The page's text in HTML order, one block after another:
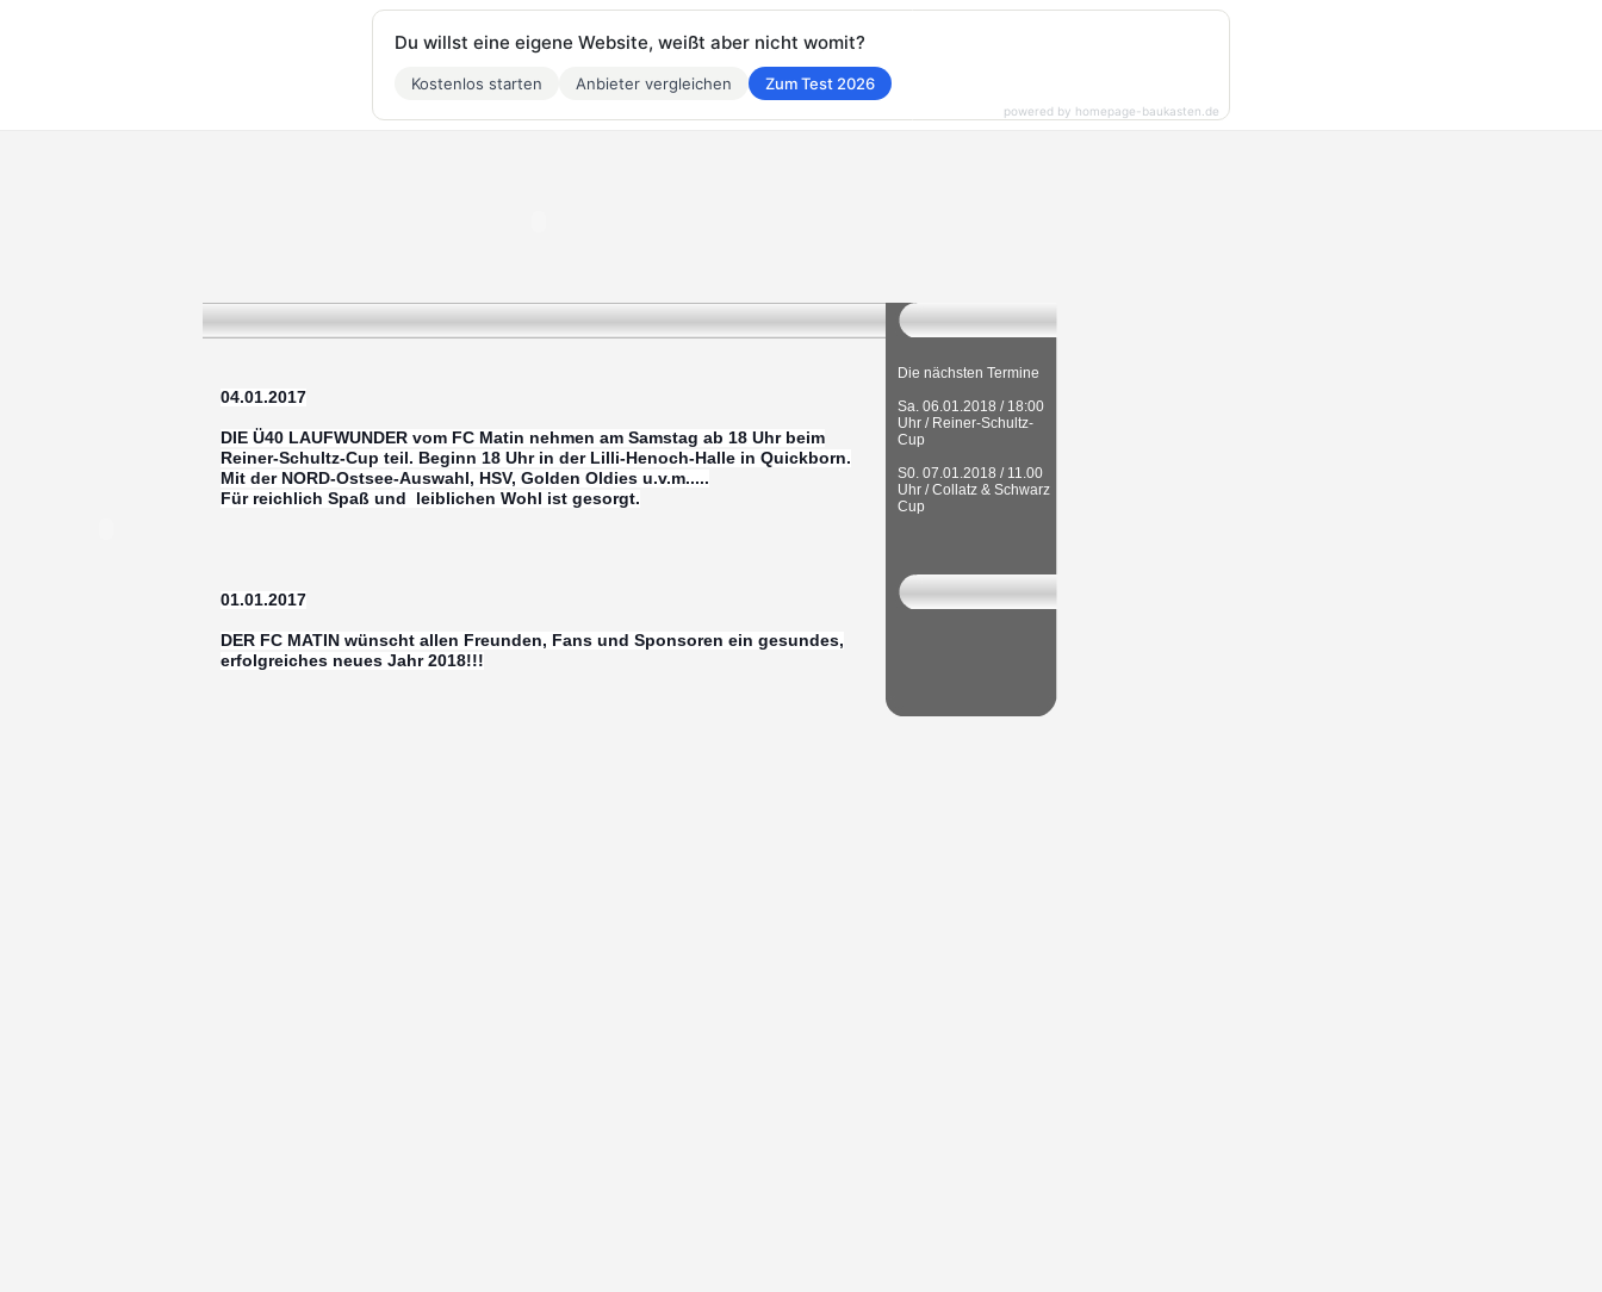
04.01.2017
DIE Ü40 LAUFWUNDER vom FC Matin nehmen am Samstag ab 18 Uhr beim
Reiner-Schultz-Cup teil. Beginn 18 Uhr in der Lilli-Henoch-Halle in Quickborn.
Mit der NORD-Ostsee-Auswahl, HSV, Golden Oldies u.v.m.....
Für reichlich Spaß und leiblichen Wohl ist gesorgt.
01.01.2017
DER FC MATIN wünscht allen Freunden, Fans und Sponsoren ein gesundes,
erfolgreiches neues Jahr 2018!!!
Die nächsten Termine
Sa. 06.01.2018 / 18:00
Uhr / Reiner-Schultz-
Cup
S0. 07.01.2018 / 11.00
Uhr / Collatz & Schwarz
Cup
Du willst eine eigene Website, weißt aber nicht womit?
Kostenlos starten Anbieter vergleichen Zum Test 2026
powered by homepage-baukasten.de